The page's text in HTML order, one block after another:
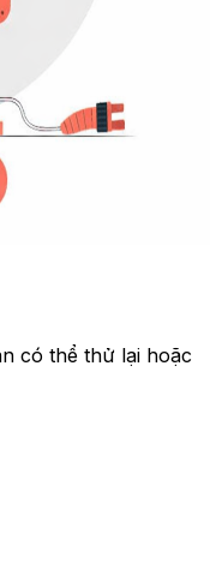
có thể thử lại hoặc